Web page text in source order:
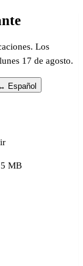
Los
17 de agosto.
Español
MB